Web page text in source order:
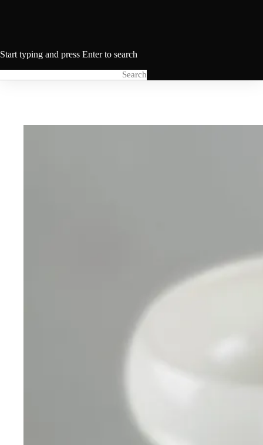
Start typing and press Enter to search